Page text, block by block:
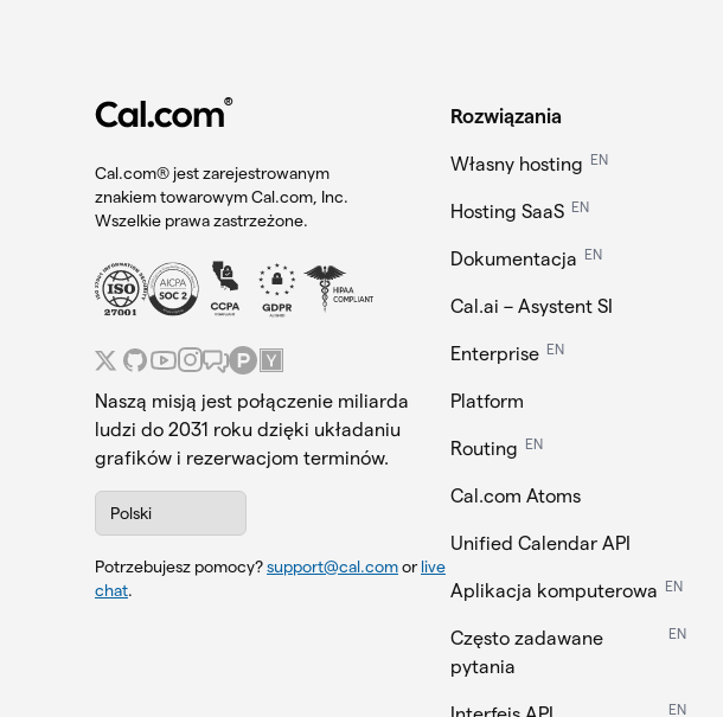
®
Cal.com®️ jest zarejestrowanym
znakiem towarowym Cal.com, Inc.
Wszelkie prawa zastrzeżone.
Naszą misją jest połączenie miliarda
ludzi do 2031 roku dzięki układaniu
grafików i rezerwacjom terminów.
Polski
Potrzebujesz pomocy?support@cal.comor live
chat.
Rozwiązania
Własny hosting EN
Hosting SaaS EN
Dokumentacja EN
Cal.ai – Asystent SI
Enterprise EN
Platform
Routing EN
Cal.com Atoms
Unified Calendar API
Aplikacja komputerowa EN
Często zadawane
pytania
EN
EN